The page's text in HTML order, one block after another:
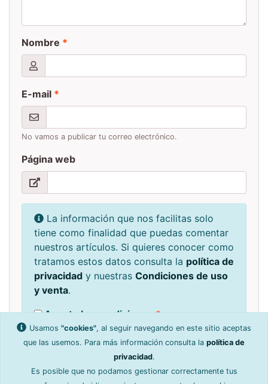
Nombre *
E-mail *
No vamos a publicar tu correo electrónico.
Página web
La información que nos facilitas solo
tiene como finalidad que puedas comentar
nuestros artículos. Si quieres conocer como
tratamos estos datos consulta la política de
privacidad y nuestras Condiciones de uso
y venta.
Acepto las condiciones *
Usamos "cookies", al seguir navegando en este sitio aceptas
que las usemos. Para más información consulta la política de
privacidad.
Es posible que no podamos gestionar correctamente tus